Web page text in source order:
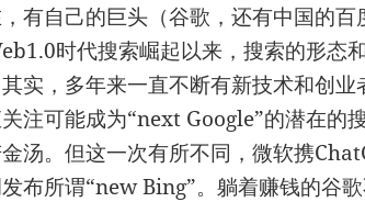
有自己的巨头（谷歌，还有中国的百
时代搜索崛起以来，搜索的形态
实，多年来一直不断有新技术和创业
注可能成为“next Google”的潜在的
汤。但这一次有所不同，微软携
布所谓“new Bing”。躺着赚钱的谷